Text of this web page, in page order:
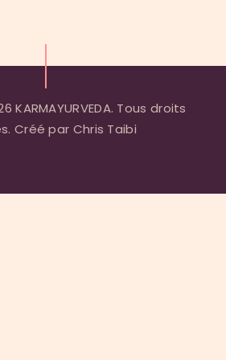
KARMAYURVEDA. Tous droits
Créé par Chris Taibi